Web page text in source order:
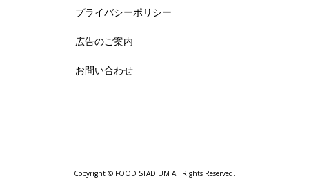
プライバシーポリシー
広告のご案内
お問い合わせ
Copyright © FOOD STADIUM All Rights Reserved.